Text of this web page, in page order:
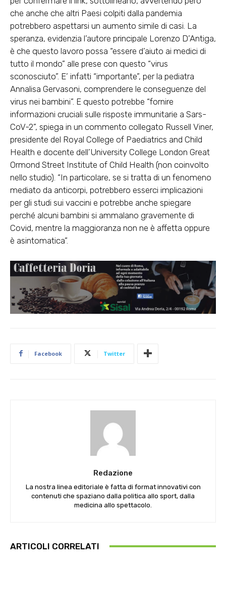
che anche che altri Paesi colpiti dalla pandemia
potrebbero aspettarsi un aumento simile di casi. La
speranza, evidenzia l’autore principale Lorenzo D’Antiga,
è che questo lavoro possa “essere d’aiuto ai medici di
tutto il mondo” alle prese con questo “virus
sconosciuto”. E’ infatti “importante”, per la pediatra
Annalisa Gervasoni, comprendere le conseguenze del
virus nei bambini”. E questo potrebbe “fornire
informazioni cruciali sulle risposte immunitarie a Sars-
CoV-2”, spiega in un commento collegato Russell Viner,
presidente del Royal College of Paediatrics and Child
Health e docente dell’University College London Great
Ormond Street Institute of Child Health (non coinvolto
nello studio). “In particolare, se si tratta di un fenomeno
mediato da anticorpi, potrebbero esserci implicazioni
per gli studi sui vaccini e potrebbe anche spiegare
perché alcuni bambini si ammalano gravemente di
Covid, mentre la maggioranza non ne è affetta oppure
è asintomatica”.
Facebook Twitter
Redazione
La nostra linea editoriale è fatta di format innovativi con
contenuti che spaziano dalla politica allo sport, dalla
medicina allo spettacolo.
ARTICOLI CORRELATI